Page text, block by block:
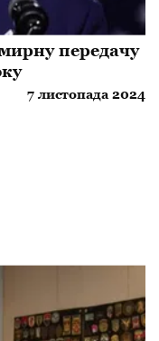
передачу
7 листопада 2024